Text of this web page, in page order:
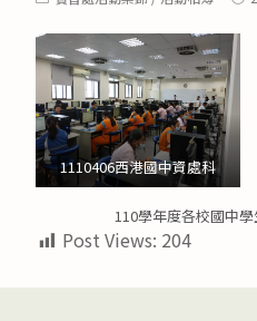
1110406西港國中資處科
110學年度各校國中
Post Views: 204